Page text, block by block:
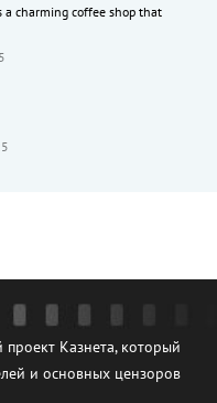
a charming coffee shop that
Казнета, который
и основных цензоров